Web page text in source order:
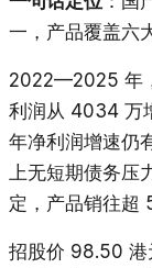
一，产品覆盖六
2022—2025 年
利润从 4034 万
年净利润增速仍
上无短期债务压
定，产品销往超
招股价 98.50 港